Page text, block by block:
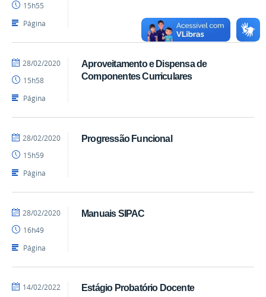
15h55
Página
Aproveitamento e Dispensa de
Componentes Curriculares
por
publicado
28/02/2020
15h58
Página
Progressão Funcional
por
publicado
28/02/2020
15h59
Página
Manuais SIPAC
por
publicado
28/02/2020
16h49
Página
Estágio Probatório Docente
por
publicado
14/02/2022